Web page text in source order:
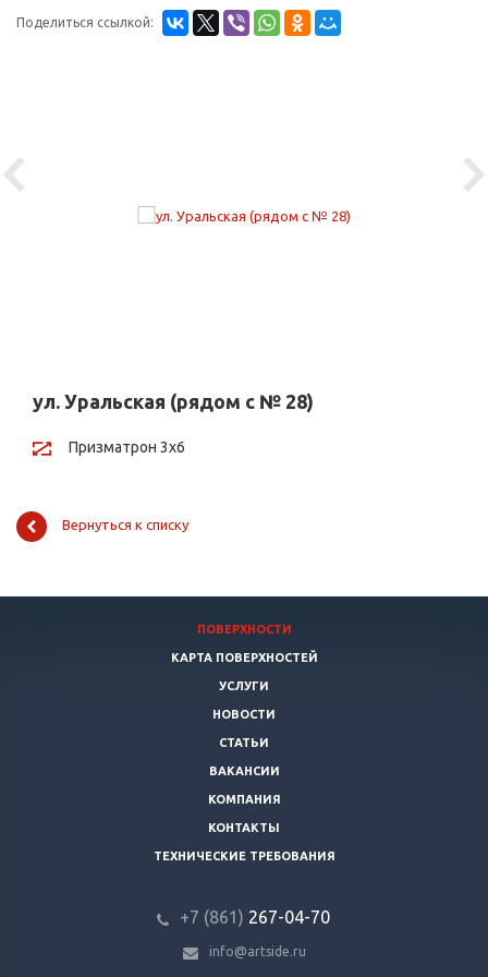
Поделиться ссылкой:
Previous
ул. Уральская (рядом с № 28)
Призматрон 3х6
Вернуться к списку
ПОВЕРХНОСТИ
КАРТА ПОВЕРХНОСТЕЙ
УСЛУГИ
НОВОСТИ
СТАТЬИ
ВАКАНСИИ
КОМПАНИЯ
КОНТАКТЫ
ТЕХНИЧЕСКИЕ ТРЕБОВАНИЯ
+7 (861) 267-04-70
info@artside.ru